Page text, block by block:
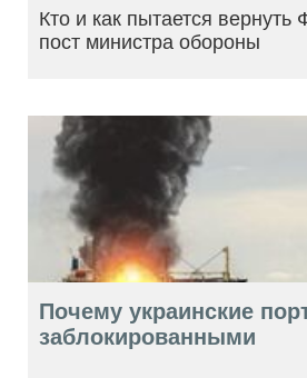
Кто и как пытается вернуть
пост министра обороны
Почему украинские
заблокированными